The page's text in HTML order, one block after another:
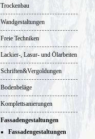
Trockenbau
Wandgestaltungen
Freie Techniken
Lackier-, Lasur- und Ölarbeiten
Schriften&Vergoldungen
Bodenbeläge
Komplettsanierungen
Fassadengestaltungen
Fassadengestaltungen